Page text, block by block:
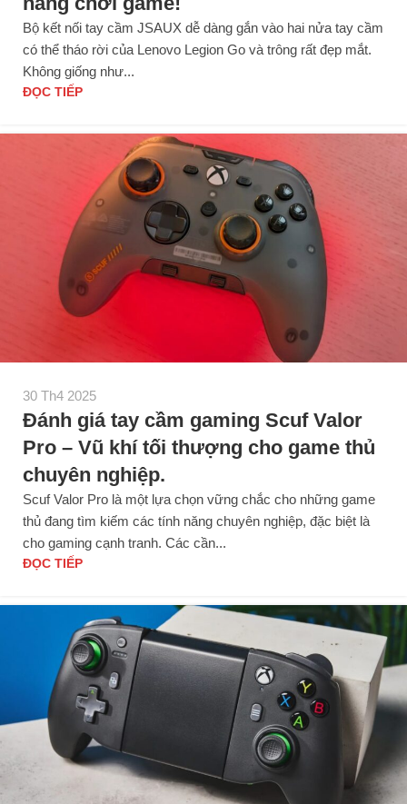
Bộ kết nối tay cầm JSAUX dễ dàng gắn vào hai nửa tay cầm
có thể tháo rời của Lenovo Legion Go và trông rất đẹp mắt.
Không giống như...
ĐỌC TIẾP
30 Th4 2025
Đánh giá tay cầm gaming Scuf Valor
Pro – Vũ khí tối thượng cho game thủ
chuyên nghiệp.
Scuf Valor Pro là một lựa chọn vững chắc cho những game
thủ đang tìm kiếm các tính năng chuyên nghiệp, đặc biệt là
cho gaming cạnh tranh. Các cần...
ĐỌC TIẾP